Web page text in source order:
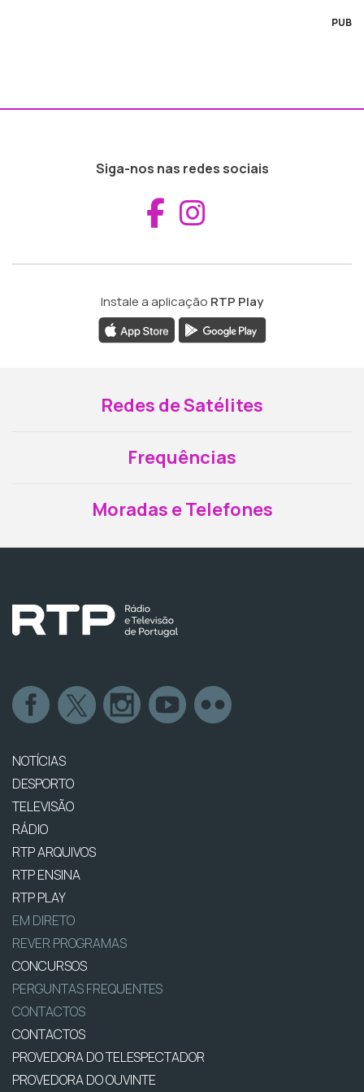
PUB
Siga-nos nas redes sociais
Aceder ao
Instale a aplicação RTP Play
Redes de Satélites
Frequências
Moradas e Telefones
NOTÍCIAS
DESPORTO
TELEVISÃO
RÁDIO
RTP ARQUIVOS
RTP ENSINA
RTP PLAY
EM DIRETO
REVER PROGRAMAS
CONCURSOS
PERGUNTAS FREQUENTES
CONTACTOS
CONTACTOS
PROVEDORA DO TELESPECTADOR
PROVEDORA DO OUVINTE